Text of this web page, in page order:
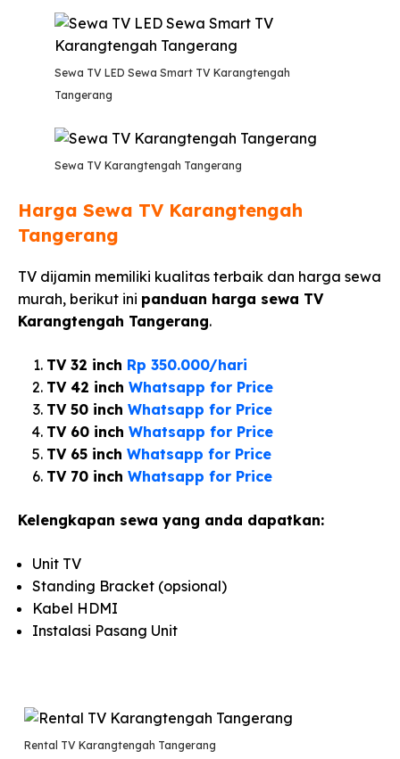
Sewa TV LED Sewa Smart TV Karangtengah
Tangerang
Sewa TV Karangtengah Tangerang
Harga Sewa TV Karangtengah
Tangerang
TV dijamin memiliki kualitas terbaik dan harga sewa
murah, berikut ini panduan harga sewa TV
Karangtengah Tangerang.
TV 32 inch Rp 350.000/hari
TV 42 inch Whatsapp for Price
TV 50 inch Whatsapp for Price
TV 60 inch Whatsapp for Price
TV 65 inch Whatsapp for Price
TV 70 inch Whatsapp for Price
Kelengkapan sewa yang anda dapatkan:
Unit TV
Standing Bracket (opsional)
Kabel HDMI
Instalasi Pasang Unit
Rental TV Karangtengah Tangerang